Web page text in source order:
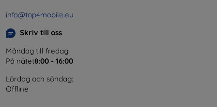
info@top4mobile.eu
Skriv till oss
Måndag till fredag:
På nätet8:00 - 16:00
Lördag och söndag:
Offline